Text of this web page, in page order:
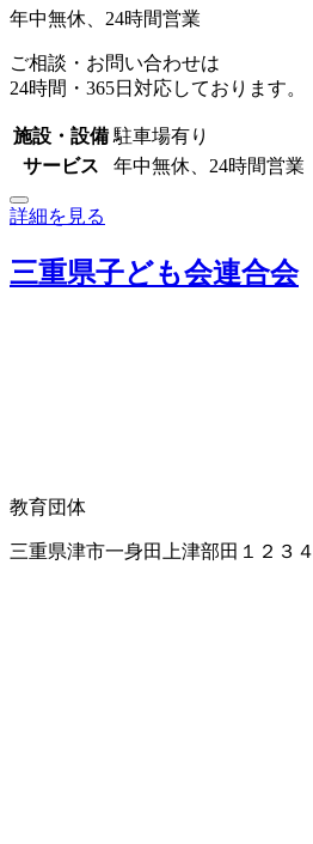
年中無休、24時間営業
ご相談・お問い合わせは
24時間・365日対応しております。
施設・設備 駐車場有り
サービス
年中無休、24時間営業
詳細を見る
三重県子ども会連合会
教育団体
三重県津市一身田上津部田１２３４